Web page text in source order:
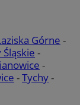
Górne -
-
-
-Tychy-